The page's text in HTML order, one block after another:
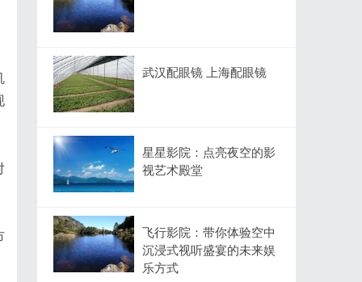
武汉配眼镜 上海配眼镜
星星影院：点亮夜空的影
视艺术殿堂
飞行影院：带你体验空中
沉浸式视听盛宴的未来娱
乐方式